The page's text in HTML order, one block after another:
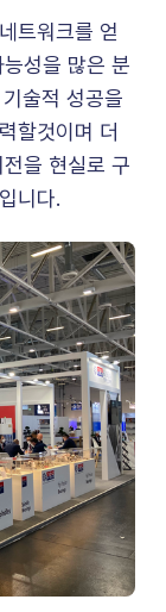
트워크를 얻
성을 많은 분
술적 성공을
할것이며 더
을 현실로 구
니다.